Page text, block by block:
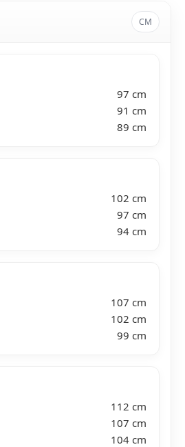
CM
97 cm
91 cm
89 cm
102 cm
97 cm
94 cm
107 cm
102 cm
99 cm
112 cm
107 cm
104 cm